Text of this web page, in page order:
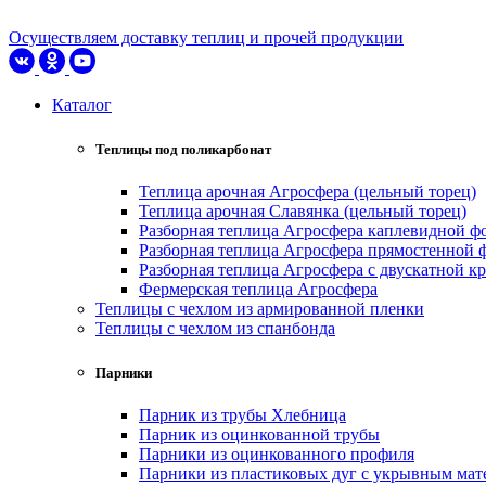
Осуществляем доставку теплиц и прочей продукции
Каталог
Теплицы под поликарбонат
Теплица арочная Агросфера (цельный торец)
Теплица арочная Славянка (цельный торец)
Разборная теплица Агросфера каплевидной
Разборная теплица Агросфера прямостенной
Разборная теплица Агросфера с двускатной
Фермерская теплица Агросфера
Теплицы с чехлом из армированной пленки
Теплицы с чехлом из спанбонда
Парники
Парник из трубы Хлебница
Парник из оцинкованной трубы
Парники из оцинкованного профиля
Парники из пластиковых дуг с укрывным